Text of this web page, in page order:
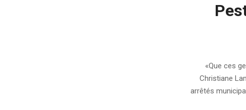
«Que ces
Christiane
arrêtés